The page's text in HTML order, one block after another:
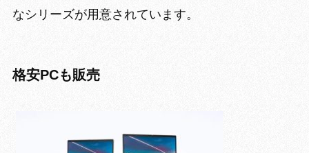
なシリーズが用意されています。
格安PCも販売